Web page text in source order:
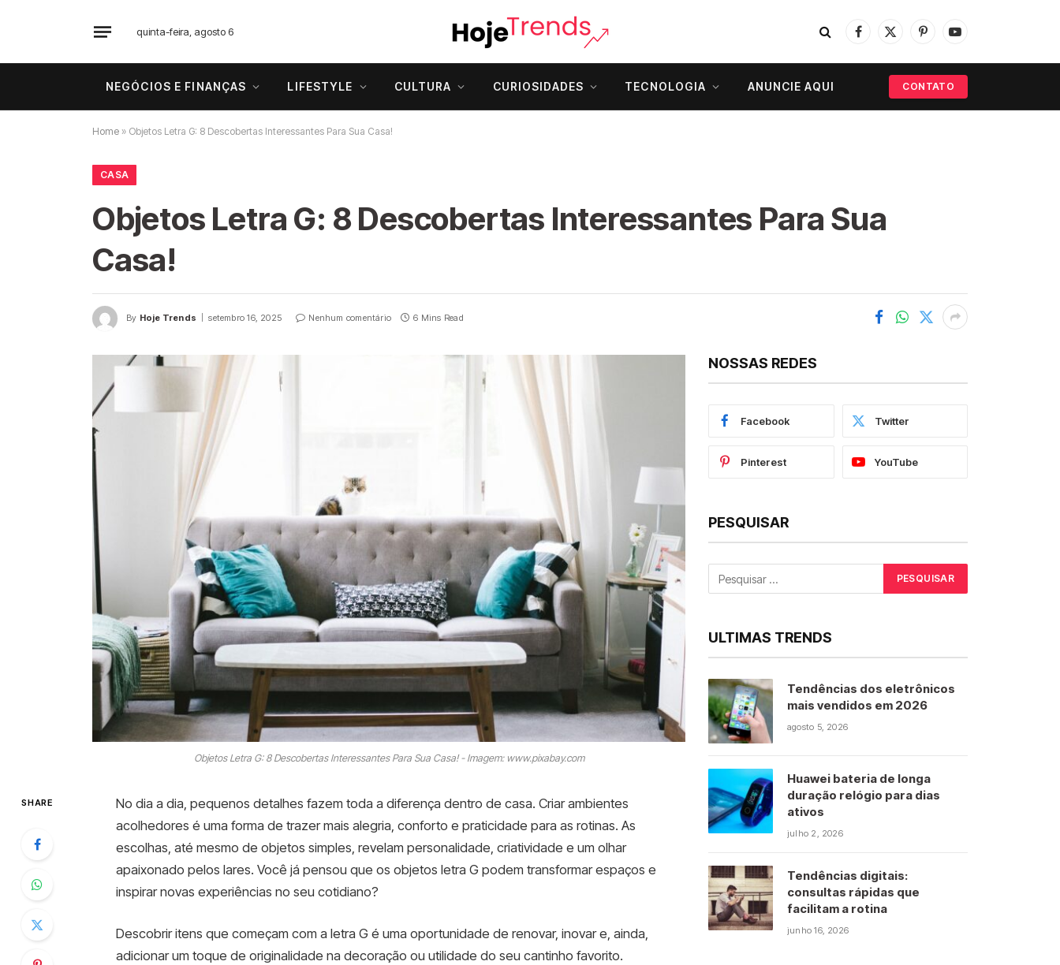
quinta-feira, agosto 6
Facebook
X
PinterestYouTube
NEGÓCIOS E FINANÇAS LIFESTYLE CULTURA CURIOSIDADES TECNOLOGIA ANUNCIE AQUI CONTATO
Home » Objetos Letra G: 8 Descobertas Interessantes Para Sua Casa!
CASA
Objetos Letra G: 8 Descobertas Interessantes Para Sua
Casa!
By Hoje Trends setembro 16, 2025 Nenhum comentário 6 Mins Read
Objetos Letra G: 8 Descobertas Interessantes Para Sua Casa! - Imagem: www.pixabay.com
SHARE
No dia a dia, pequenos detalhes fazem toda a diferença dentro de casa. Criar ambientes
acolhedores é uma forma de trazer mais alegria, conforto e praticidade para as rotinas. As
escolhas, até mesmo de objetos simples, revelam personalidade, criatividade e um olhar
apaixonado pelos lares. Você já pensou que os objetos letra G podem transformar espaços e
inspirar novas experiências no seu cotidiano?
Descobrir itens que começam com a letra G é uma oportunidade de renovar, inovar e, ainda,
adicionar um toque de originalidade na decoração ou utilidade do seu cantinho favorito.
NOSSAS REDES
Facebook Twitter
Pinterest YouTube
PESQUISAR
ULTIMAS TRENDS
Tendências dos eletrônicos
mais vendidos em 2026
agosto 5, 2026
Huawei bateria de longa
duração relógio para dias
ativos
julho 2, 2026
Tendências digitais:
consultas rápidas que
facilitam a rotina
junho 16, 2026